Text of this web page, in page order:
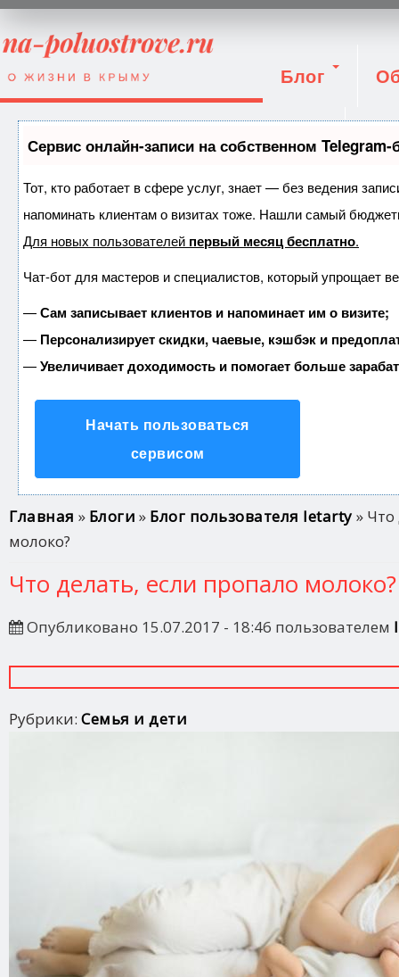
Блог
Вход
Сервис онлайн-записи на собственном Telegram-
Тот, кто работает в сфере услуг, знает — без ведения
напоминать клиентам о визитах тоже. Нашли самый
Для новых пользователей первый месяц бесплатно.
Чат-бот для мастеров и специалистов, который упрощает
—Сам записывает клиентов и напоминает им о визите;
— Персонализирует скидки, чаевые, кэшбэк и
—Увеличивает доходимость и помогает больше
Начать пользоваться
сервисом
Вы здесь
Главная » Блоги » Блог пользователя letarty »
молоко?
Что делать, если пропало молоко?
Опубликовано 15.07.2017 - 18:46 пользователем
Рубрики: Семья и дети